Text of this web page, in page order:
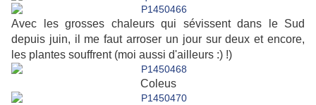
Avec les grosses chaleurs qui sévissent dans le Sud
depuis juin, il me faut arroser un jour sur deux et encore,
les plantes souffrent (moi aussi d'ailleurs :) !)
Coleus